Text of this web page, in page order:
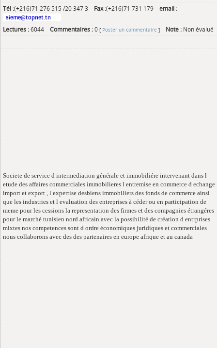
Tél :(+216)71 276 515 /20 347 3 Fax :(+216)71 731 179 email :
Lectures :6044 Commentaires :0 [ Poster un commentaire ] Note : Non évalué
Societe de service d intermediation générale et immobiliére intervenant dans l
etude des affaires commerciales immobilieres l entremise en commerce d echange
import et export , l expertise desbiens immobiliers des fonds de commerce ainsi
que les industries et l evaluation des entreprises à céder ou en participation de
meme pour les cessions la representation des firmes et des compagnies étrangéres
pour le marché tunisien nord africain avec la possibilité de création d entrprises
mixtes nos competences sont d ordre économiques juridiques et commerciales
nous collaborons avec des des partenaires en europe afrique et au canada